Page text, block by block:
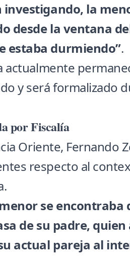
investigando, la
desde la ventana
estaba durmiendo”.
actualmente
y será formalizado
por Fiscalía
Oriente, Fernando
respecto al
se encontraba
de su padre, quien
actual pareja al